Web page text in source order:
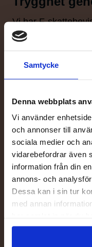
Samtycke
Denna webbplats
Vi använder
och annonser till
sociala medier och
vidarebefordrar även
information från din
annons- och
Dessa kan i sin tur
med annan
Vi har F-
sätter alltid
Vi är fullt
täcker eventuella
Våra kunder ska
trygga med oss
Vi avslutar aldrig
nöjd med
Vi arbetar
som kräver både
Projektet